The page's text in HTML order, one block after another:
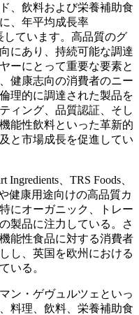
、飲料および栄養補助食
、年平均成長率
しています。高品質のグ
にあり、持続可能な調達
ーにとって重要な要素と
健康志向の消費者のニー
理的に調達された製品を
ィング、品質認証、そし
能性飲料といった革新的
と市場成長を促進してい
、TRS Foods、
健康用途向けの高品質カ
にオーガニック、トレー
製品に注力している。さ
能性食品に対する消費者
し、英国を欧州における
いる。
ン・ゲヴュルツェといっ
料理、飲料、栄養補助食